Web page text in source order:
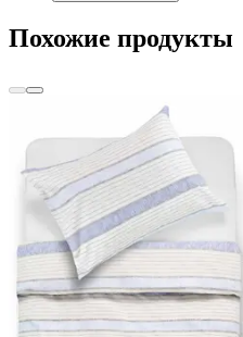
Похожие продукты